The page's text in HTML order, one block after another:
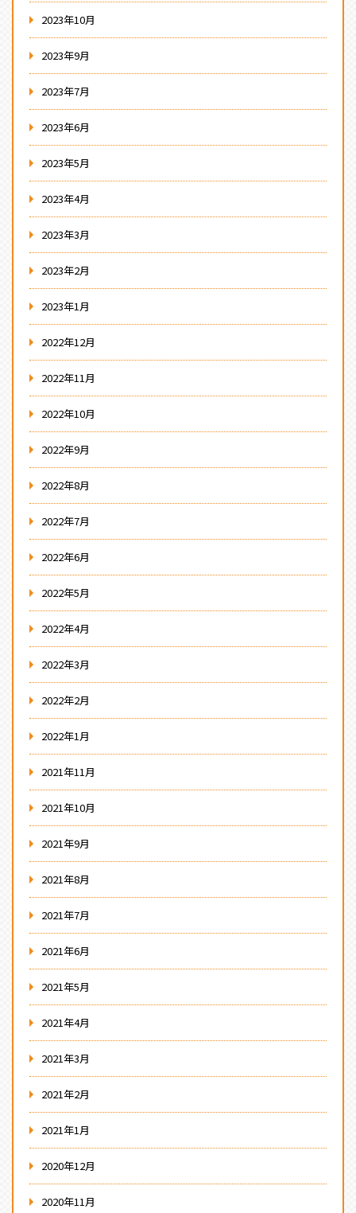
2023年10月
2023年9月
2023年7月
2023年6月
2023年5月
2023年4月
2023年3月
2023年2月
2023年1月
2022年12月
2022年11月
2022年10月
2022年9月
2022年8月
2022年7月
2022年6月
2022年5月
2022年4月
2022年3月
2022年2月
2022年1月
2021年11月
2021年10月
2021年9月
2021年8月
2021年7月
2021年6月
2021年5月
2021年4月
2021年3月
2021年2月
2021年1月
2020年12月
2020年11月